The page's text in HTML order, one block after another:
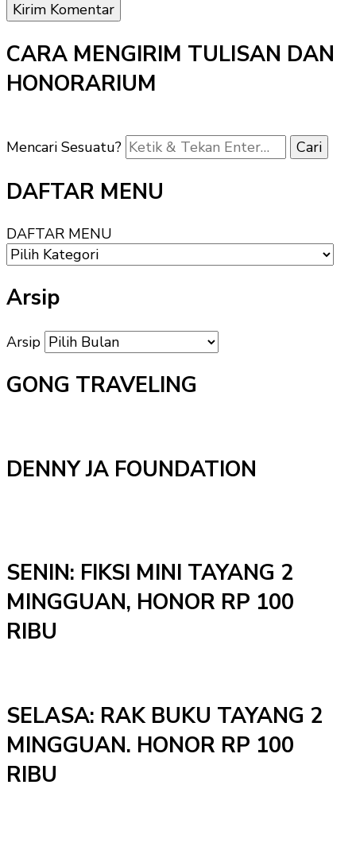
CARA MENGIRIM TULISAN DAN
HONORARIUM
Mencari Sesuatu?
DAFTAR MENU
DAFTAR MENU
Arsip
Arsip
GONG TRAVELING
DENNY JA FOUNDATION
SENIN: FIKSI MINI TAYANG 2
MINGGUAN, HONOR RP 100
RIBU
SELASA: RAK BUKU TAYANG 2
MINGGUAN. HONOR RP 100
RIBU